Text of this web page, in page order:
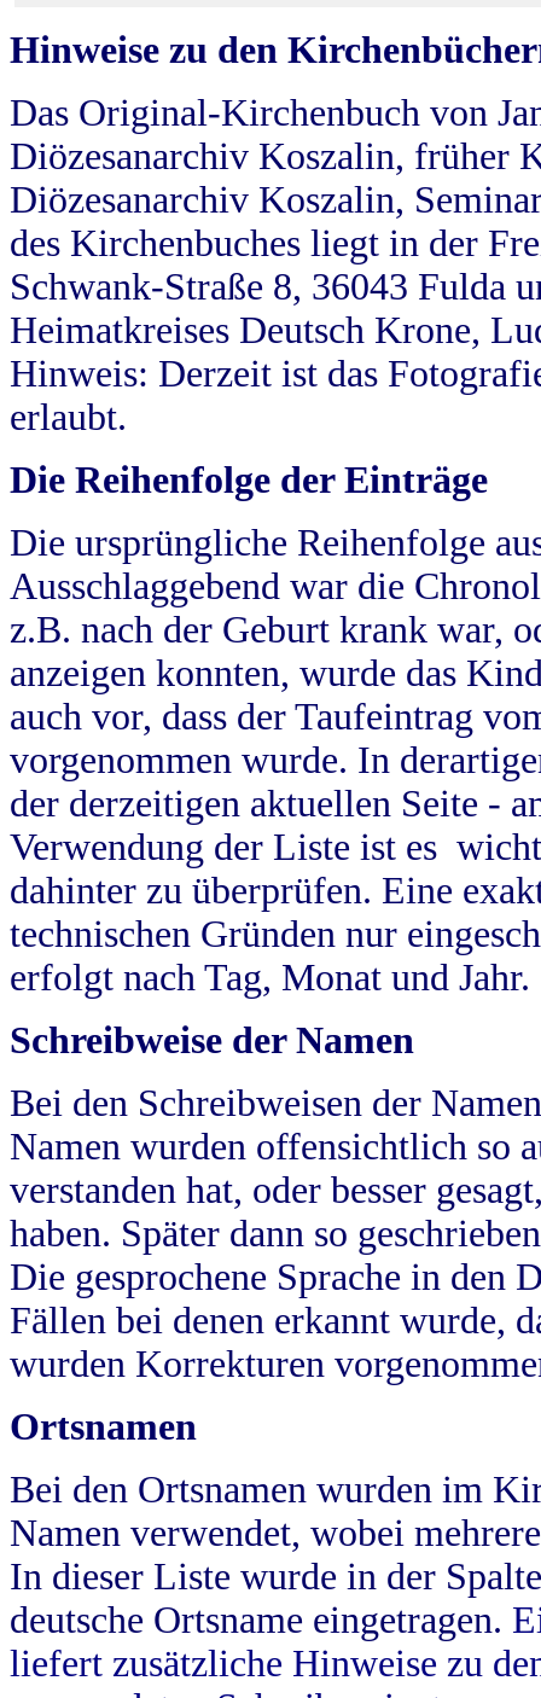
Hinweise zu den
Das Original-Kirchenbuch von
Diözesanarchiv Koszalin, früher
Diözesanarchiv Koszalin,
des Kirchenbuches liegt in der
Schwank-Straße 8, 36043 Fulda
Heimatkreises Deutsch Krone,
Hinweis: Derzeit ist das
erlaubt.
Die Reihenfolge der Einträge
Die ursprüngliche Reihenfolge
Ausschlaggebend war die
z.B. nach der Geburt krank war,
anzeigen konnten, wurde das
auch vor, dass der Taufeintrag
vorgenommen wurde. In
der derzeitigen aktuellen Seite -
Verwendung der Liste ist es
dahinter zu überprüfen. Eine
technischen Gründen nur
erfolgt nach Tag, Monat und Jahr.
Schreibweise der Namen
Bei den Schreibweisen der
Namen wurden offensichtlich so
verstanden hat, oder besser
haben. Später dann so
Die gesprochene Sprache in
Fällen bei denen erkannt wurde,
wurden Korrekturen
Ortsnamen
Bei den Ortsnamen wurden im
Namen verwendet, wobei
In dieser Liste wurde in der
deutsche Ortsname eingetragen.
liefert zusätzliche Hinweise zu